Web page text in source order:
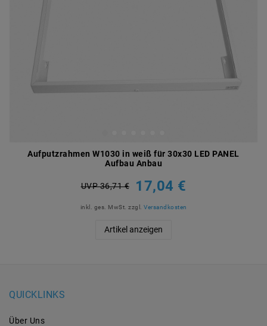
Aufputzrahmen W1030 in weiß für 30x30 LED PANEL
Aufbau Anbau
UVP 36,71 € 17,04 €
inkl. ges. MwSt. zzgl. Versandkosten
Artikel anzeigen
QUICKLINKS
Über Uns